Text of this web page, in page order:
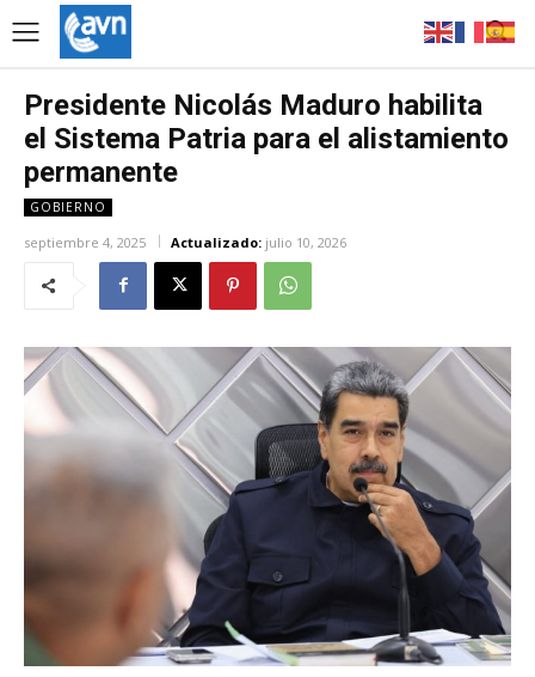
Presidente Nicolás Maduro habilita
el Sistema Patria para el alistamiento
permanente
GOBIERNO
septiembre 4, 2025 Actualizado: julio 10, 2026